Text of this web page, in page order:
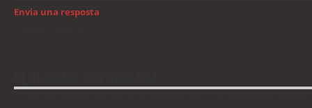
Envia una resposta